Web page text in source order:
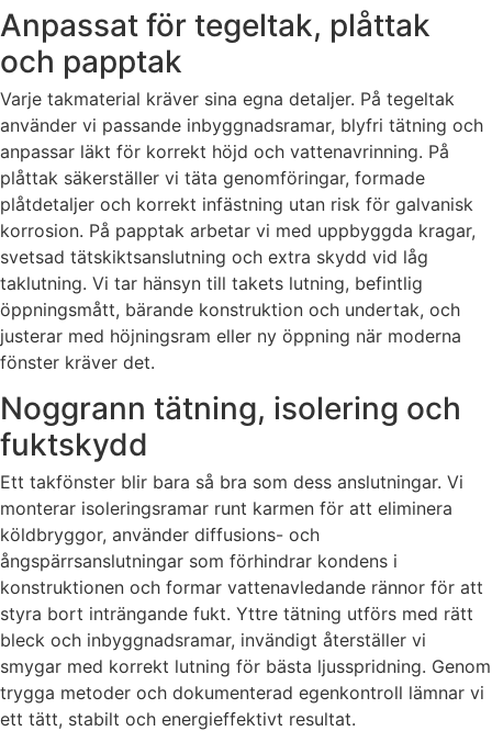
Anpassat för tegeltak, plåttak
och papptak
Varje takmaterial kräver sina egna detaljer. På tegeltak
använder vi passande inbyggnadsramar, blyfri tätning och
anpassar läkt för korrekt höjd och vattenavrinning. På
plåttak säkerställer vi täta genomföringar, formade
plåtdetaljer och korrekt infästning utan risk för galvanisk
korrosion. På papptak arbetar vi med uppbyggda kragar,
svetsad tätskiktsanslutning och extra skydd vid låg
taklutning. Vi tar hänsyn till takets lutning, befintlig
öppningsmått, bärande konstruktion och undertak, och
justerar med höjningsram eller ny öppning när moderna
fönster kräver det.
Noggrann tätning, isolering och
fuktskydd
Ett takfönster blir bara så bra som dess anslutningar. Vi
monterar isoleringsramar runt karmen för att eliminera
köldbryggor, använder diffusions- och
ångspärrsanslutningar som förhindrar kondens i
konstruktionen och formar vattenavledande rännor för att
styra bort inträngande fukt. Yttre tätning utförs med rätt
bleck och inbyggnadsramar, invändigt återställer vi
smygar med korrekt lutning för bästa ljusspridning. Genom
trygga metoder och dokumenterad egenkontroll lämnar vi
ett tätt, stabilt och energieffektivt resultat.